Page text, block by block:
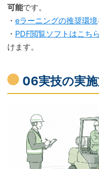
可能です。
・ eラーニングの推奨環境
・ PDF閲覧ソフトはこちら
けます。
06実技の実